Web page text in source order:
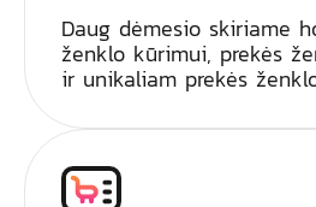
Daug dėmesio skiriame
ženklo kūrimui, prekės
ir unikaliam prekės